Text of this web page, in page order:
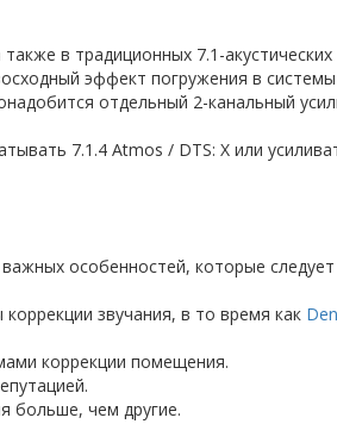
в традиционных 7.1-акустических
эффект погружения в
отдельный 2-канальный
7.1.4 Atmos / DTS: X или
особенностей, которые
звучания, в то время как
коррекции помещения.
больше, чем другие.